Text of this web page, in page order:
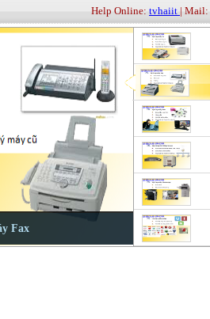
Help Online: tvhaiit | Mail: